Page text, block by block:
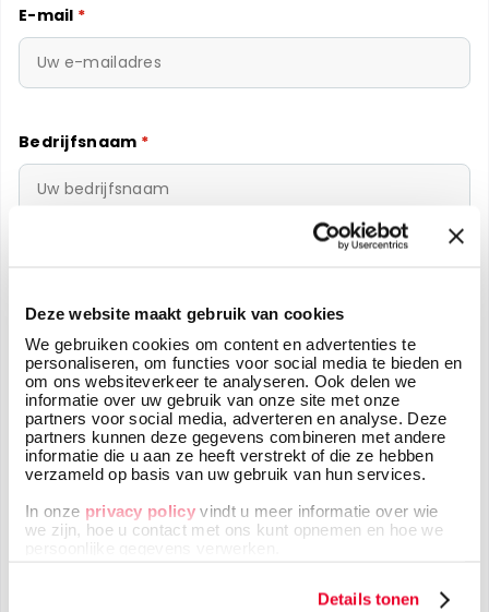
Deze website maakt gebruik van cookies
We gebruiken cookies om content en advertenties te
personaliseren, om functies voor social media te bieden en
om ons websiteverkeer te analyseren. Ook delen we
informatie over uw gebruik van onze site met onze
partners voor social media, adverteren en analyse. Deze
partners kunnen deze gegevens combineren met andere
informatie die u aan ze heeft verstrekt of die ze hebben
verzameld op basis van uw gebruik van hun services.
In onze privacy policy vindt u meer informatie over wie
we zijn, hoe u contact met ons kunt opnemen en hoe we
Details tonen
E-mail *
Bedrijfsnaam *
Telefoonnummer*